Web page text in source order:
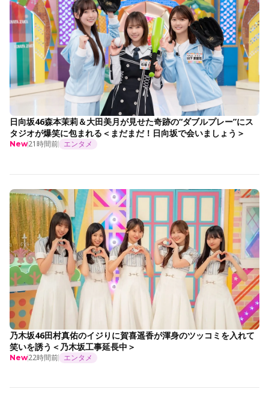
日向坂46森本茉莉＆大田美月が見せた奇跡の“ダブルプレー”にス
タジオが爆笑に包まれる＜まだまだ！日向坂で会いましょう＞
New21時間前 エンタメ
乃木坂46田村真佑のイジりに賀喜遥香が渾身のツッコミを入れて
笑いを誘う＜乃木坂工事延長中＞
New22時間前 エンタメ